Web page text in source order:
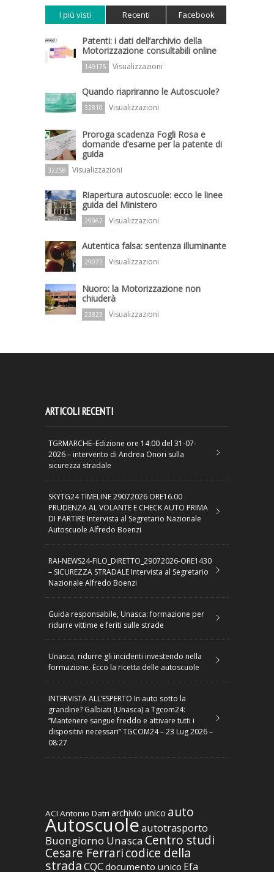
I più visti Recenti Facebook
Patenti: i dati dell’archivio della
Motorizzazione consultabili online
149175 Visualizzazioni
Quando riapriranno le Autoscuole?
32810 Visualizzazioni
Proroga scadenza Fogli Rosa e
domande d’esame per la patente di
guida
32258 Visualizzazioni
Riapertura autoscuole: ecco le linee
guida del Ministero
29967 Visualizzazioni
Autentica falsa: sentenza illuminante
29072 Visualizzazioni
Nuoro: la Motorizzazione non
chiuderà
23823 Visualizzazioni
ARTICOLI RECENTI
TGRMARCHE–Edizione ore 14:00 del 31-07-
2026 – intervento di Andrea Onori sulla
sicurezza stradale
SKYTG24 TIMELINE 29072026 ORE16.00
PRUDENZA AL VOLANTE E CHECK AUTO PRIMA
DI PARTIRE Intervista al Segretario Nazionale
Autoscuole Alfredo Boenzi
RAI-NEWS24-FILO_DIRETTO_29072026-ORE1430
– SICUREZZA STRADALE Intervista al Segretario
Nazionale Alfredo Boenzi
Guida responsabile, Unasca: formazione per
ridurre vittime e feriti sulle strade
Unasca, ridurre gli incidenti investendo nella
formazione. Ecco la ricetta delle autoscuole
INTERVISTA ALL’ESPERTO In auto sotto la
grandine? Galbiati (Unasca) a Tgcom24:
“Mantenere sangue freddo e attivare tutti i
dispositivi necessari” TGCOM24 – 23 Lug 2026 –
08:27
ACI Antonio Datri archivio unico auto
Autoscuoleautotrasporto
Buongiorno Unasca Centro studi
Cesare Ferraricodice della
stradaCQCdocumento unico Efa